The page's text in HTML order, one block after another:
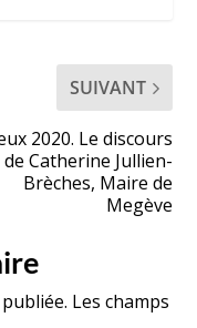
SUIVANT
2020. Le discours
de Catherine Jullien-
Brèches, Maire de
Megève
Les champs